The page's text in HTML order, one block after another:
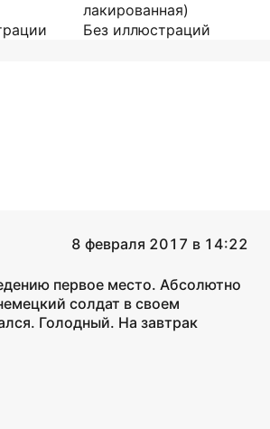
лакированная)
Без иллюстраций
8 февраля 2017 в 14:22
первое место. Абсолютно
солдат в своем
Голодный. На завтрак